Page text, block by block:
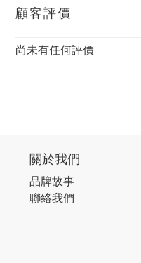
顧客評價
尚未有任何評價
關於我們
品牌故事
聯絡我們